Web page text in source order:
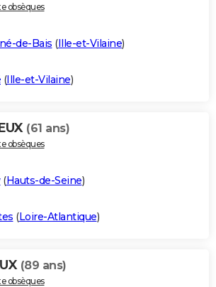
obsèques
de-Bais (Ille-et-Vilaine)
(Ille-et-Vilaine)
(61 ans)
obsèques
(Hauts-de-Seine)
(Loire-Atlantique)
(89 ans)
obsèques